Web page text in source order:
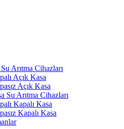
Arıtma Cihazları
Açık Kasa
Açık Kasa
Su Arıtma Cihazları
Kapalı Kasa
Kapalı Kasa